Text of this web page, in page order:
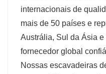
internacionais de
mais de 50 países e
Austrália, Sul da Ásia
fornecedor global
Nossas escavadeiras